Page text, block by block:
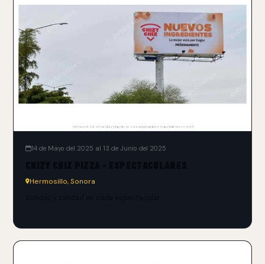
14 de Mayo del 2025 al 13 de Junio del 2025
Hermosillo, Sonora